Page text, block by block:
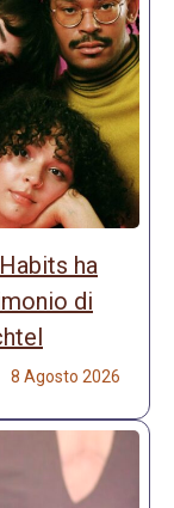
ha
di
8 Agosto 2026